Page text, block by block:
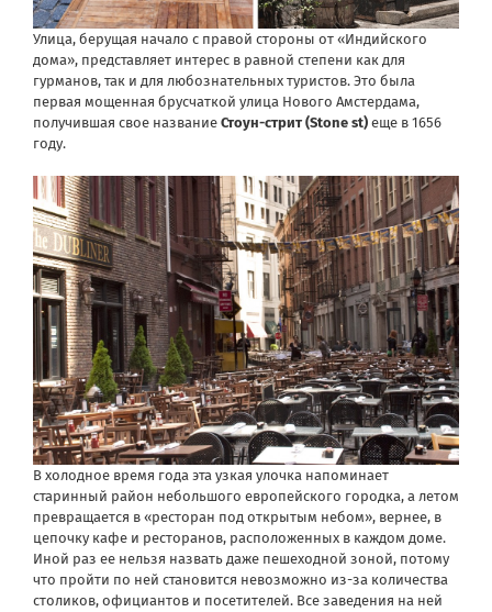
Улица, берущая начало с правой стороны от «Индийского
дома», представляет интерес в равной степени как для
гурманов, так и для любознательных туристов. Это была
первая мощенная брусчаткой улица Нового Амстердама,
получившая свое название Стоун-стрит (Stone st) еще в 1656
году.
В холодное время года эта узкая улочка напоминает
старинный район небольшого европейского городка, а летом
превращается в «ресторан под открытым небом», вернее, в
цепочку кафе и ресторанов, расположенных в каждом доме.
Иной раз ее нельзя назвать даже пешеходной зоной, потому
что пройти по ней становится невозможно из-за количества
столиков, официантов и посетителей. Все заведения на ней